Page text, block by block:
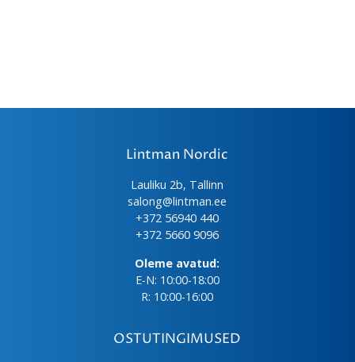
Lintman Nordic
Lauliku 2b, Tallinn
salong@lintman.ee
+372 56940 440
+372 5660 9096
Oleme avatud:
E-N: 10:00-18:00
R: 10:00-16:00
OSTUTINGIMUSED